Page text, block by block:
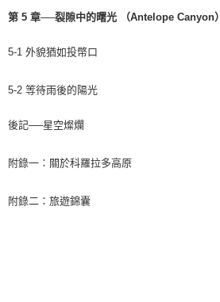
第 5 章──裂隙中的曙光 （Antelope Canyon）
5-1 外貌猶如投幣口
5-2 等待雨後的陽光
後記──星空燦爛
附錄一：關於科羅拉多高原
附錄二：旅遊錦囊